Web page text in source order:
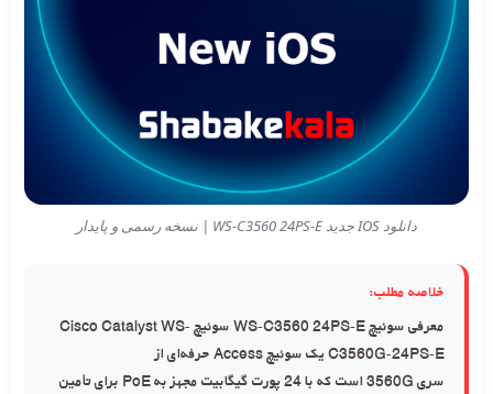
دانلود IOS جدید WS-C3560 24PS-E | نسخه رسمی و پایدار
خلاصه مطلب:
معرفی سوئیچ WS-C3560 24PS-E سوئیچ Cisco Catalyst WS-
C3560G-24PS-E یک سوئیچ Access حرفه‌ای از
سری 3560G است که با 24 پورت گیگابیت مجهز به PoE برای تأمین